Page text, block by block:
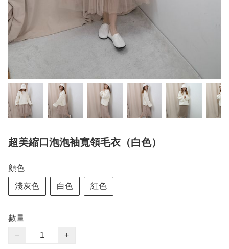
超美縮口泡泡袖寬領毛衣（白色）
顏色
淺灰色 白色 紅色
數量
−
+